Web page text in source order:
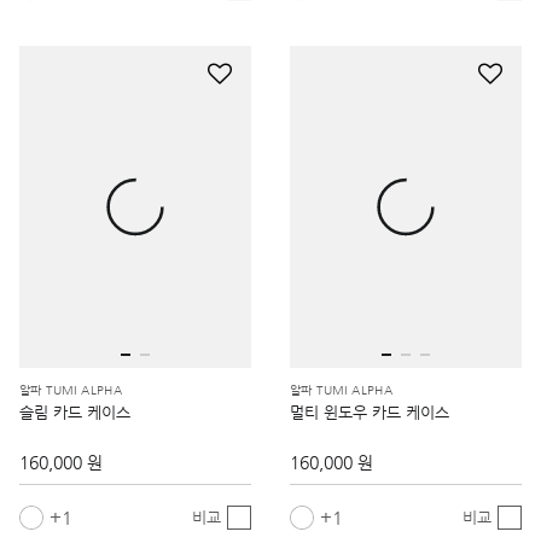
알파 TUMI ALPHA
슬림 카드 케이스
160,000 원
1 비교
알파 TUMI ALPHA
멀티 윈도우 카드 케이스
160,000 원
1 비교